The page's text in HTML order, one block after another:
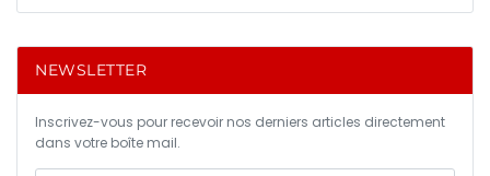
NEWSLETTER
Inscrivez-vous pour recevoir nos derniers articles directement
dans votre boîte mail.